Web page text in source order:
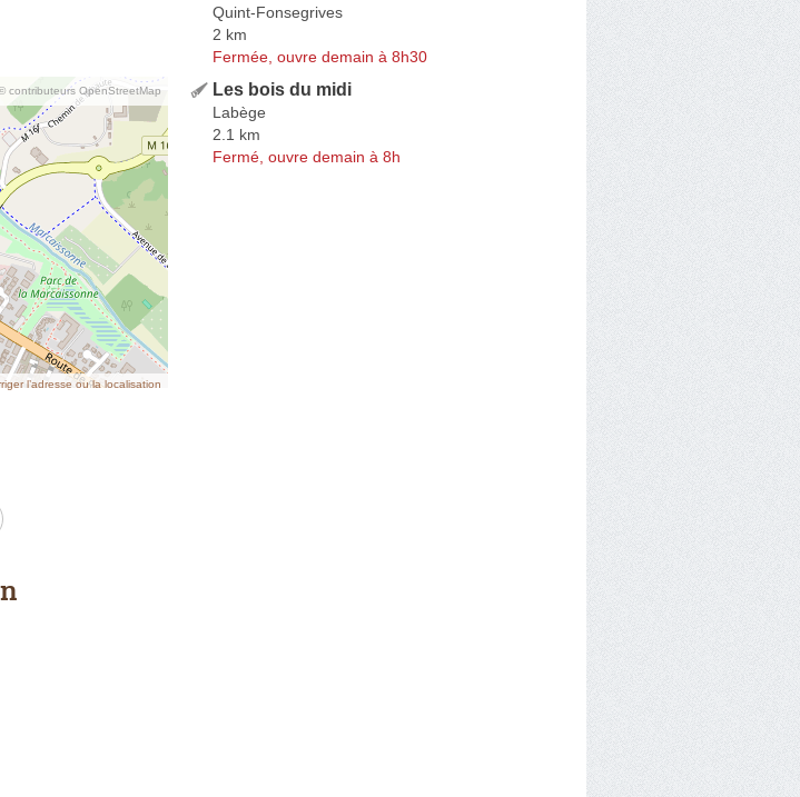
contributeurs OpenStreetMap
l’adresse ou la localisation
Quint-Fonsegrives
2 km
Fermée, ouvre demain à 8h30
Les bois du midi
Labège
2.1 km
Fermé, ouvre demain à 8h